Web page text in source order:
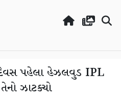
પહેલા હેઝલવુડ IPL
ઝાટક્યો